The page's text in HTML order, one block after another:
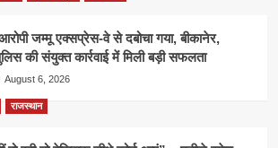
जम्मू एक्सप्रेस-वे से दबोचा गया, बीकानेर,
की संयुक्त कार्रवाई में मिली बड़ी सफलता
August 6, 2026
राजस्थान